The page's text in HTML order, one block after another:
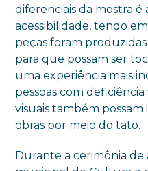
diferenciais da mostra é
acessibilidade, tendo
peças foram
para que possam ser
uma experiência mais
pessoas com
visuais também
obras por meio do tato.
Durante a cerimônia